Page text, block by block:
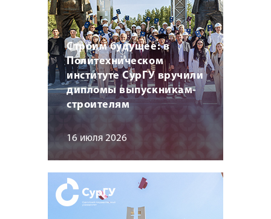
Строим будущее: в
Политехническом
институте СурГУ вручили
дипломы выпускникам-
строителям
16 июля 2026